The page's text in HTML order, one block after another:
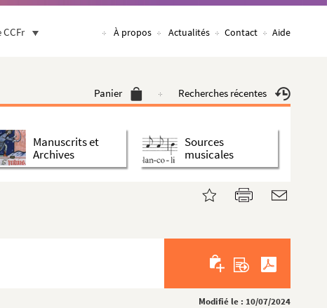
À propos Actualités Contact Aide
Panier Recherches récentes
Manuscrits et
Archives
Sources
musicales
Modifié le : 10/07/2024